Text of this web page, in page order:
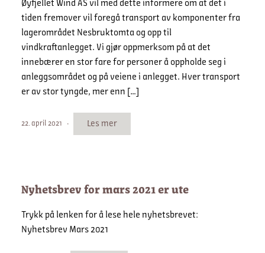
Øyfjellet Wind AS vil med dette informere om at det i
tiden fremover vil foregå transport av komponenter fra
lagerområdet Nesbruktomta og opp til
vindkraftanlegget. Vi gjør oppmerksom på at det
innebærer en stor fare for personer å oppholde seg i
anleggsområdet og på veiene i anlegget. Hver transport
er av stor tyngde, mer enn […]
22. april 2021 Les mer
Nyhetsbrev for mars 2021 er ute
Trykk på lenken for å lese hele nyhetsbrevet:
Nyhetsbrev Mars 2021